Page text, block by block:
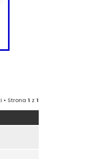
• Strona 1 z 1